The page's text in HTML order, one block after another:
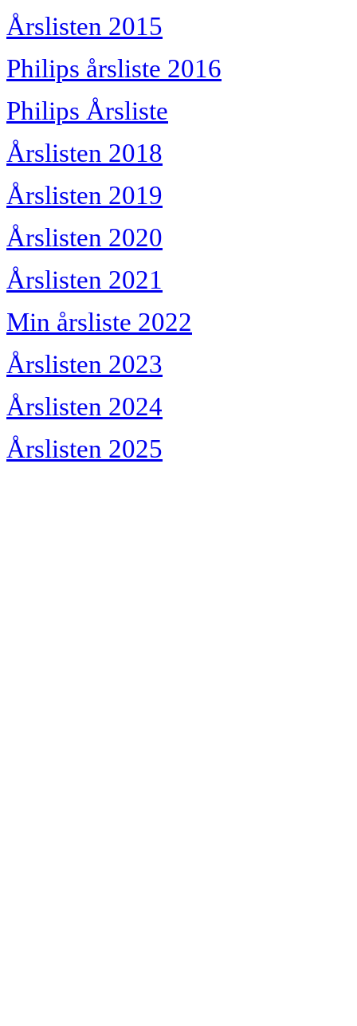
Årslisten 2015
Philips årsliste 2016
Philips Årsliste
Årslisten 2018
Årslisten 2019
Årslisten 2020
Årslisten 2021
Min årsliste 2022
Årslisten 2023
Årslisten 2024
Årslisten 2025